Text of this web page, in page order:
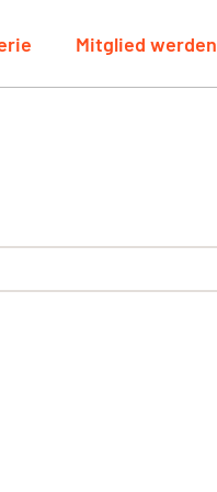
Mitglied werden